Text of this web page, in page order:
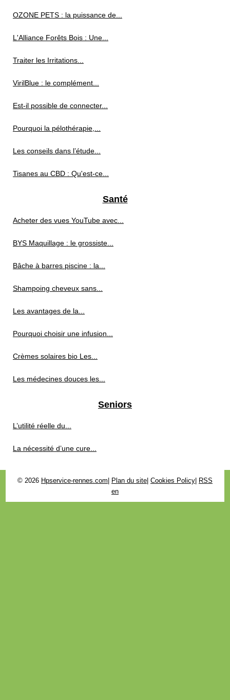
OZONE PETS : la puissance de...
L'Alliance Forêts Bois : Une...
Traiter les Irritations...
VirilBlue : le complément...
Est-il possible de connecter...
Pourquoi la pélothérapie,...
Les conseils dans l’étude...
Tisanes au CBD : Qu'est-ce...
Santé
Acheter des vues YouTube avec...
BYS Maquillage : le grossiste...
Bâche à barres piscine : la...
Shampoing cheveux sans...
Les avantages de la...
Pourquoi choisir une infusion...
Crèmes solaires bio Les...
Les médecines douces les...
Seniors
L’utilité réelle du...
La nécessité d’une cure...
© 2026 Hpservice-rennes.com Plan du site Cookies Policy RSS
en